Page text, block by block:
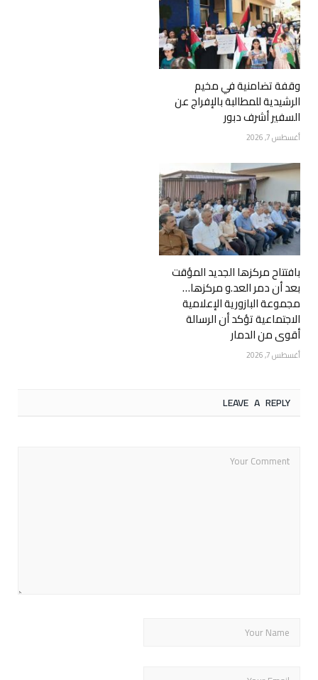
وقفة تضامنية في مخيم
الرشيدية للمطالبة بالإفراج عن
السفير أشرف دبور
أغسطس 7, 2026
بافتتاح مركزها الجديد المؤقت
بعد أن دمر العد.و مركزها…
مجموعة البازورية الإعلامية
الاجتماعية تؤكد أن الرسالة
أقوى من الدمار
أغسطس 7, 2026
LEAVE A REPLY